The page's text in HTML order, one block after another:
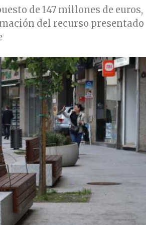
de 147 millones de euros,
del recurso presentado